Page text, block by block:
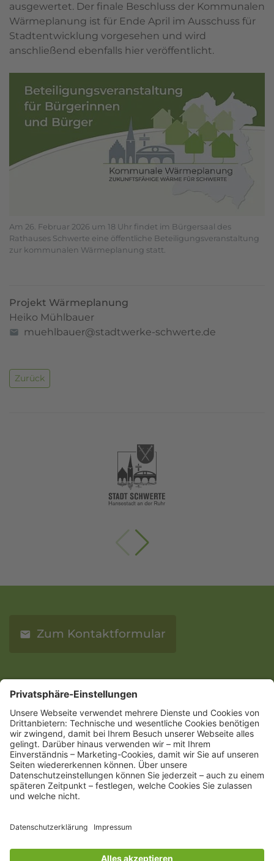
ausgewertet. Der finale Beschluss der Kommunalen
Wärmeplanung ist für Ende April im Ausschuss für
Stadtentwicklung vorgesehen und wird
anschließend ebenfalls hier veröffentlicht.
Am 26. Februar 2026 um 18 Uhr findet im Bürgersaal des
Rathauses Schwerte eine öffentliche Beteiligungsveranstaltung
zur kommunalen Wärmeplanung statt.
Projekt Wärmeplanung
Heiko Mühlbauer
muehlbauer@stadtwerke-schwerte.de
Zurück
Zum Kontaktformular
Stadtwerke Schwerte
58239 Schwerte
Impressum
Datenschutz
Sitemap
Barrierefreiheitserklärung
Kontakt